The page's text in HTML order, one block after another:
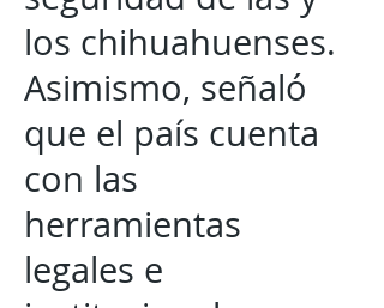
los chihuahuenses.
Asimismo, señaló
que el país cuenta
con las
herramientas
legales e